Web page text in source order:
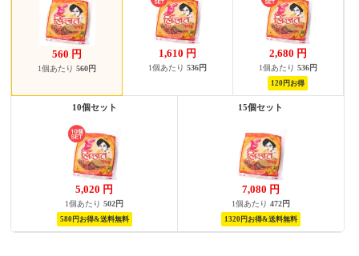
560 円
1個あたり560円
1,610 円
1個あたり 536円
2,680 円
1個あたり 536円
120円お得
10個セット
5,020 円
1個あたり502円
580円お得&送料無料
15個セット
7,080 円
1個あたり 472円
1320円お得&送料無料